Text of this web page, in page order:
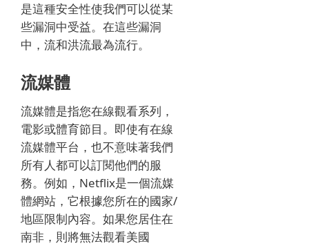
是這種安全性使我們可以從某
些漏洞中受益。 在這些漏洞
中，流和洪流最為流行。
流媒體
流媒體是指您在線觀看系列，
電影或體育節目。 即使有在線
流媒體平台，也不意味著我們
所有人都可以訂閱他們的服
務。 例如，Netflix是一個流媒
體網站，它根據您所在的國家/
地區限制內容。如果您居住在
南非，則將無法觀看美國